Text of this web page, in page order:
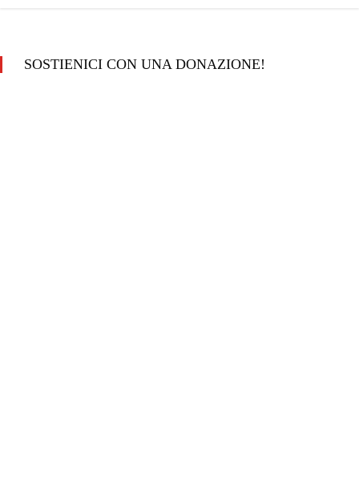
SOSTIENICI CON UNA DONAZIONE!